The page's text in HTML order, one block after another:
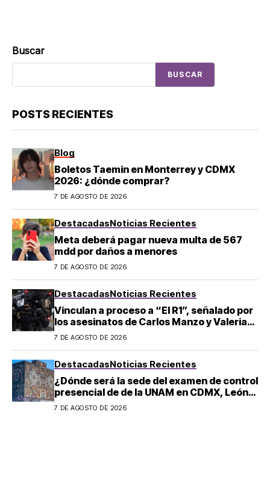
Buscar
BUSCAR
POSTS RECIENTES
Blog
Boletos Taemin en Monterrey y CDMX
2026: ¿dónde comprar?
7 DE AGOSTO DE 2026
DestacadasNoticias Recientes
Meta deberá pagar nueva multa de 567
mdd por daños a menores
7 DE AGOSTO DE 2026
DestacadasNoticias Recientes
Vinculan a proceso a “El R1”, señalado por
los asesinatos de Carlos Manzo y Valeria
Márquez
7 DE AGOSTO DE 2026
DestacadasNoticias Recientes
¿Dónde será la sede del examen de control
presencial de de la UNAM en CDMX, León,
Oaxaca y Tijuana?
7 DE AGOSTO DE 2026